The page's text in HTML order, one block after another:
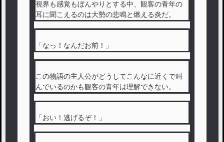
視界も感覚もぼんやりとする中、観客の青年の
耳に聞こえるのは大勢の悲鳴と燃える炎だ。
「なっ！なんだお前！」
この物語の主人公がどうしてこんなに近くで叫
んでいるのかも観客の青年は理解できない。
「おい！逃げるぞ！」